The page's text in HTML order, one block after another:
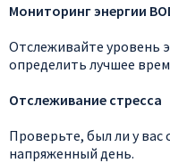
Мониторинг энергии
Отслеживайте уровень
определить лучшее
Отслеживание стресса
Проверьте, был ли у
напряженный день.